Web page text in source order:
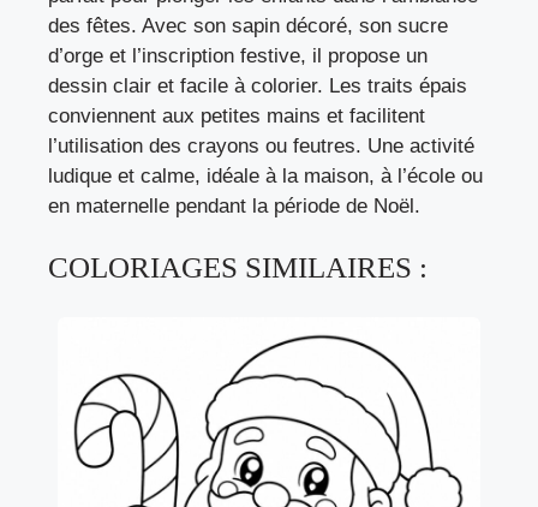
des fêtes. Avec son sapin décoré, son sucre
d’orge et l’inscription festive, il propose un
dessin clair et facile à colorier. Les traits épais
conviennent aux petites mains et facilitent
l’utilisation des crayons ou feutres. Une activité
ludique et calme, idéale à la maison, à l’école ou
en maternelle pendant la période de Noël.
COLORIAGES SIMILAIRES :